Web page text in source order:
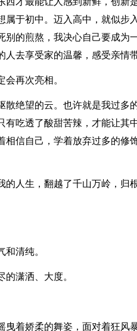
属于初中。迈入高中，就似步
别的煎熬，我决心自己要成为
去享受家的温馨，感受亲情
再次亮相。
散绝望的云。也许就是我过多
有吃透了酸甜苦辣，才能让其
信自己，学着放弃过多的修
的人生，翻越了千山万岭，归
清纯。
潇洒、大度。
曳着娇柔的舞姿，面对着狂风